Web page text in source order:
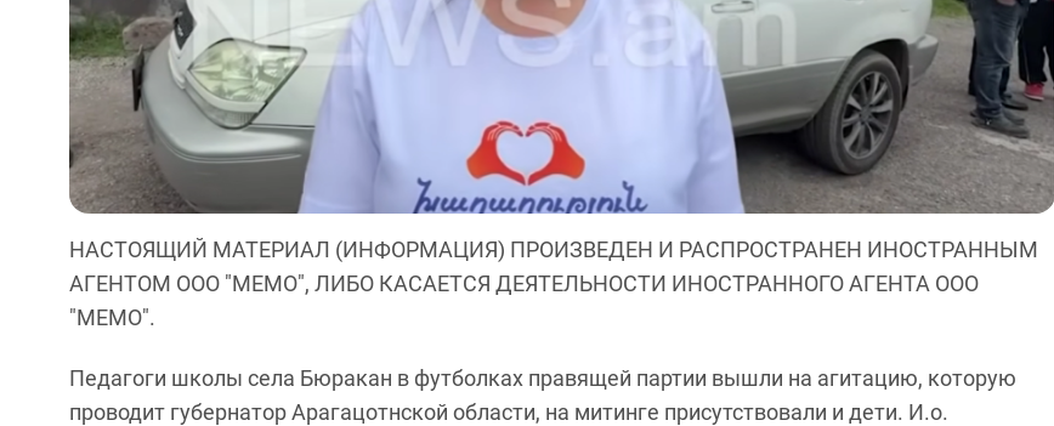
НАСТОЯЩИЙ МАТЕРИАЛ (ИНФОРМАЦИЯ) ПРОИЗВЕДЕН И РАСПРОСТРАНЕН ИНОСТРАННЫМ
АГЕНТОМ ООО "МЕМО", ЛИБО КАСАЕТСЯ ДЕЯТЕЛЬНОСТИ ИНОСТРАННОГО АГЕНТА ООО
"МЕМО".
Педагоги школы села Бюракан в футболках правящей партии вышли на агитацию, которую
проводит губернатор Арагацотнской области, на митинге присутствовали и дети. И.о.